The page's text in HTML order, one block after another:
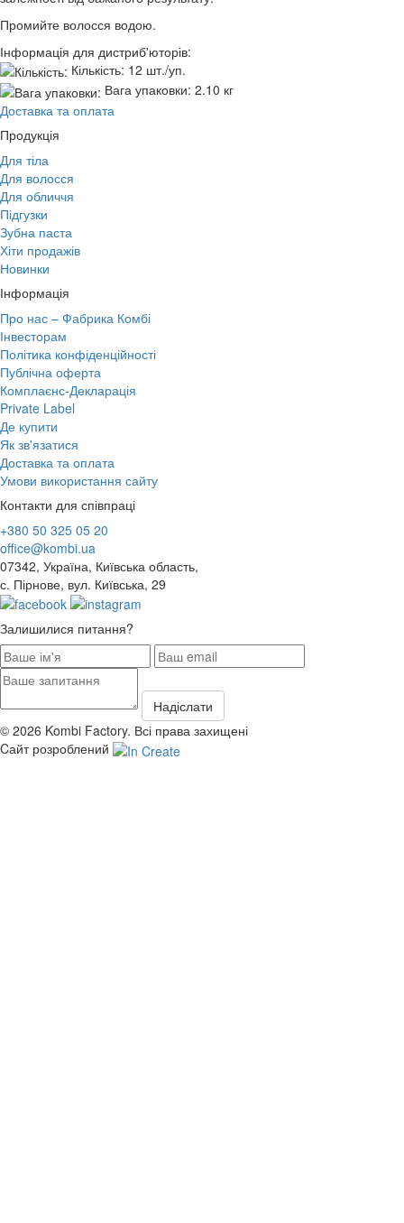
Промийте волосся водою.
Інформація для дистриб'юторів:
Кількість: 12 шт./уп.
Вага упаковки: 2.10 кг
Доставка та оплата
Продукція
Для тіла
Для волосся
Для обличчя
Підгузки
Зубна паста
Хіти продажів
Новинки
Інформація
Про нас – Фабрика Комбі
Інвесторам
Політика конфіденційності
Публічна оферта
Комплаєнс-Декларація
Private Label
Де купити
Як зв'язатися
Доставка та оплата
Умови використання сайту
Контакти для співпраці
+380 50 325 05 20
office@kombi.ua
07342, Україна, Київська область,
с. Пірнове, вул. Київська, 29
Залишилися питання?
© 2026 Kombi Factory. Всі права захищені
Cайт розроблений